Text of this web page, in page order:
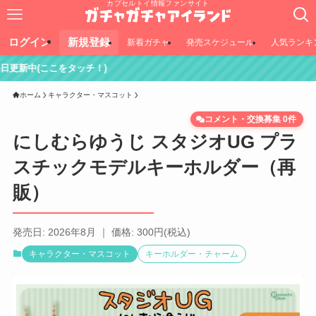
カプセルトイ情報ファンサイト
ログイン 新規登録 新着ガチャ 発売スケジュール 人気ランキ
タッチ！)
ホーム キャラクター・マスコット
にしむらゆうじ スタジオUG プラ
スチックモデルキーホルダー（再
販）
コメント・交換募集 0件
発売日: 2026年8月 ｜ 価格: 300円(税込)
キャラクター・マスコット キーホルダー・チャーム